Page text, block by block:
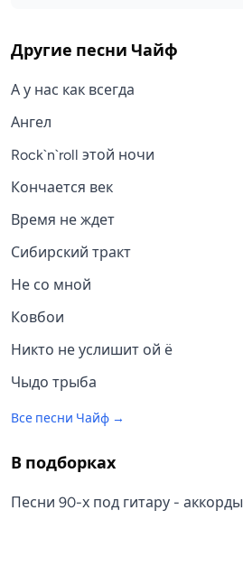
Другие песни Чайф
А у нас как всегда
Ангел
Rock`n`roll этой ночи
Кончается век
Время не ждет
Сибирский тракт
Не со мной
Ковбои
Никто не услишит ой ё
Чыдо трыба
Все песни Чайф →
В подборках
Песни 90-х под гитару - аккорды